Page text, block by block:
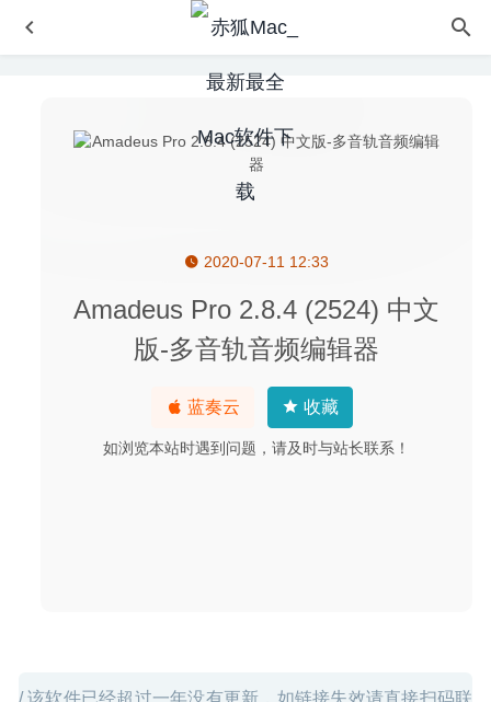
2020-07-11 12:33
Amadeus Pro 2.8.4 (2524) 中文
版-多音轨音频编辑器
蓝奏云 收藏
如浏览本站时遇到问题，请及时与站长联系！
Chaotica 2.0.25 – 分形艺术作品创作工具
时空幻境周年纪念版(Braid Anniversary Edition) 2.5.2 中文
版-经典动作解谜冒险游戏
1Password 7.6 中文版-功能强大的密码管理工具
Dropzone Pro 4.0.3 – 文件拖拽效率神器 2020-04-16
Understand 5.1 (1025) – 源代码静态分析审查工具